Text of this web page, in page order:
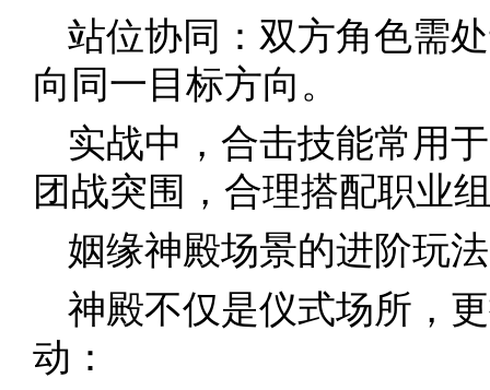
站位协同：双方角色需
向同一目标方向。
实战中，合击技能常用
团战突围，合理搭配职业
姻缘神殿场景的进阶玩法
神殿不仅是仪式场所，
动：